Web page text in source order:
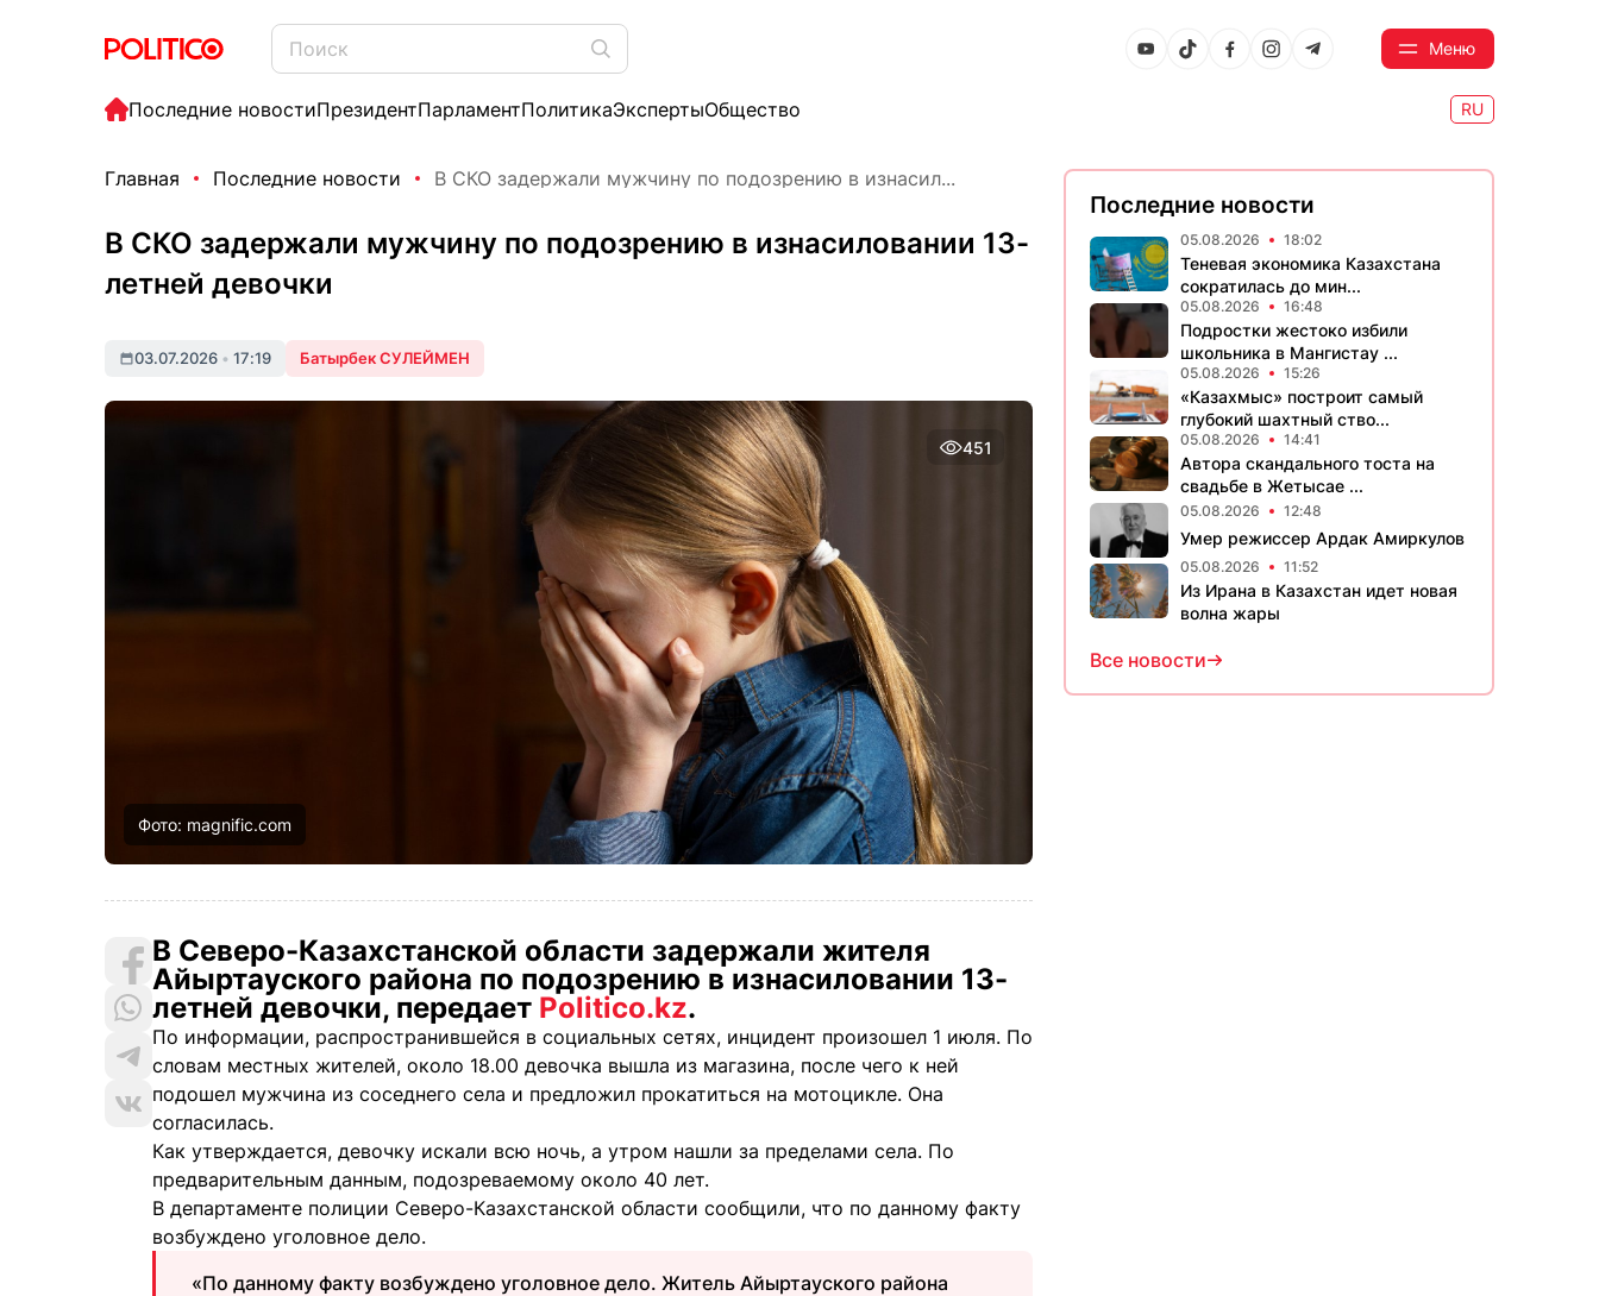
Меню
Последние новостиПрезидентПарламентПолитикаЭкспертыОбщество RU
Главная Последние новости В СКО задержали мужчину по подозрению в изнасил...
В СКО задержали мужчину по подозрению в изнасиловании 13-
летней девочки
03.07.2026 • 17:19 Батырбек СУЛЕЙМЕН
451
Фото: magnific.com
В Северо-Казахстанской области задержали жителя
Айыртауского района по подозрению в изнасиловании 13-
летней девочки, передает Politico.kz.
По информации, распространившейся в социальных сетях, инцидент произошел 1 июля. По
словам местных жителей, около 18.00 девочка вышла из магазина, после чего к ней
подошел мужчина из соседнего села и предложил прокатиться на мотоцикле. Она
согласилась.
Как утверждается, девочку искали всю ночь, а утром нашли за пределами села. По
предварительным данным, подозреваемому около 40 лет.
В департаменте полиции Северо-Казахстанской области сообщили, что по данному факту
возбуждено уголовное дело.
«По данному факту возбуждено уголовное дело. Житель Айыртауского района
Последние новости
05.08.2026 18:02
Теневая экономика Казахстана
сократилась до мин...
05.08.2026 16:48
Подростки жестоко избили
школьника в Мангистау ...
05.08.2026 15:26
«Казахмыс» построит самый
глубокий шахтный ство...
05.08.2026 14:41
Автора скандального тоста на
свадьбе в Жетысае ...
05.08.2026 12:48
Умер режиссер Ардак Амиркулов
05.08.2026 11:52
Из Ирана в Казахстан идет новая
волна жары
Все новости